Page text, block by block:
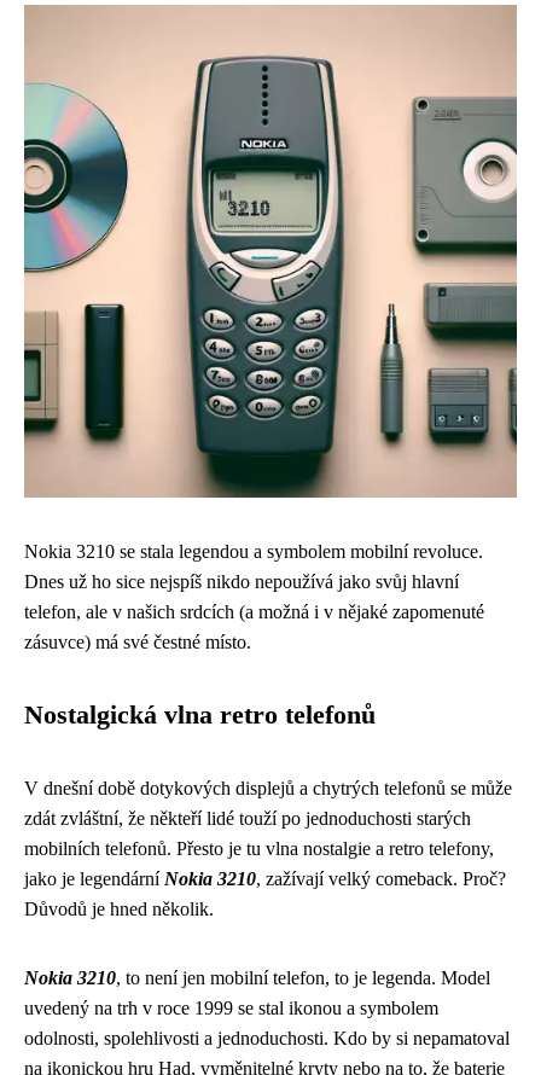
Nokia 3210 se stala legendou a symbolem mobilní revoluce.
Dnes už ho sice nejspíš nikdo nepoužívá jako svůj hlavní
telefon, ale v našich srdcích (a možná i v nějaké zapomenuté
zásuvce) má své čestné místo.
Nostalgická vlna retro telefonů
V dnešní době dotykových displejů a chytrých telefonů se může
zdát zvláštní, že někteří lidé touží po jednoduchosti starých
mobilních telefonů. Přesto je tu vlna nostalgie a retro telefony,
jako je legendární Nokia 3210, zažívají velký comeback. Proč?
Důvodů je hned několik.
Nokia 3210, to není jen mobilní telefon, to je legenda. Model
uvedený na trh v roce 1999 se stal ikonou a symbolem
odolnosti, spolehlivosti a jednoduchosti. Kdo by si nepamatoval
na ikonickou hru Had, vyměnitelné kryty nebo na to, že baterie